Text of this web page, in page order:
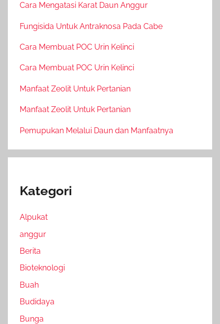
Cara Mengatasi Karat Daun Anggur
Fungisida Untuk Antraknosa Pada Cabe
Cara Membuat POC Urin Kelinci
Cara Membuat POC Urin Kelinci
Manfaat Zeolit Untuk Pertanian
Manfaat Zeolit Untuk Pertanian
Pemupukan Melalui Daun dan Manfaatnya
Kategori
Alpukat
anggur
Berita
Bioteknologi
Buah
Budidaya
Bunga